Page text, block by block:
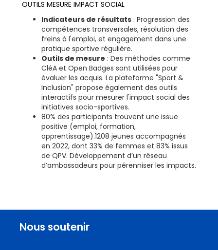
OUTILS MESURE IMPACT SOCIAL
Indicateurs de résultats: Progression des
compétences transversales, résolution des
freins à l'emploi, et engagement dans une
pratique sportive régulière.
Outils de mesure : Des méthodes comme
CléA et Open Badges sont utilisées pour
évaluer les acquis. La plateforme "Sport &
Inclusion" propose également des outils
interactifs pour mesurer l'impact social des
initiatives socio-sportives.
80% des participants trouvent une issue
positive (emploi, formation,
apprentissage).1208 jeunes accompagnés
en 2022, dont 33% de femmes et 83% issus
de QPV. Développement d’un réseau
d’ambassadeurs pour pérenniser les impacts.
Nous soutenir